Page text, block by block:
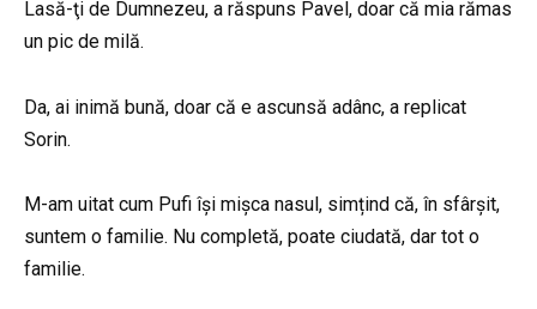
Lasă-ţi de Dumnezeu, a răspuns Pavel, doar că mia rămas
un pic de milă.
Da, ai inimă bună, doar că e ascunsă adânc, a replicat
Sorin.
M-am uitat cum Pufi își mișca nasul, simțind că, în sfârșit,
suntem o familie. Nu completă, poate ciudată, dar tot o
familie.